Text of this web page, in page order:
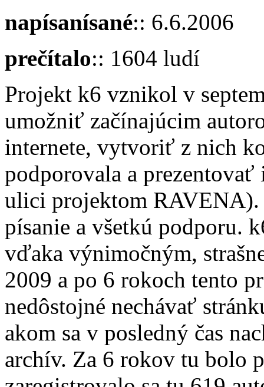
napísanísané:: 6.6.2006
prečítalo:: 1604 ludí
Projekt k6 vznikol v
umožniť začínajúcim
internete, vytvoriť z nich
podporovala a
ulici projektom RAVENA).
písanie a všetkú podporu.
vďaka výnimočným,
2009 a po 6 rokoch tento
nedôstojné nechávať
akom sa v posledný čas
archív. Za 6 rokov tu bolo